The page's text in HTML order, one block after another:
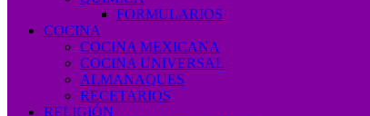
FORMULARIOS
COCINA
COCINA MEXICANA
COCINA UNIVERSAL
ALMANAQUES
RECETARIOS
RELIGIÓN